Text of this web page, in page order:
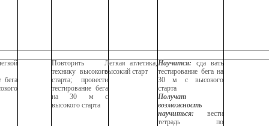
бега
Повторить
технику высокого
старта; провести
тестирование бега
на 30 м с
высокого старта
Легкая атлетика,
высокий старт
Научатся: сда вать
тестирование бега на
30 м с высокого
старта
Получат
возможность
научиться: вести
тетрадь по